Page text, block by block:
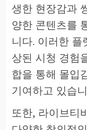
생한 현장감과
양한 콘텐츠를
니다. 이러한
상된 시청 경험
합을 통해 몰입
기여하고 있습
또한, 라이브티